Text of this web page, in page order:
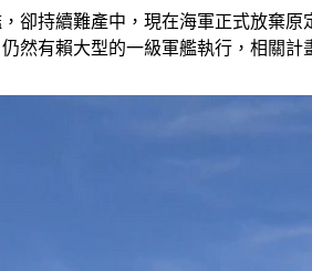
卻持續難產中，現在海軍正式放棄
然有賴大型的一級軍艦執行，相關計